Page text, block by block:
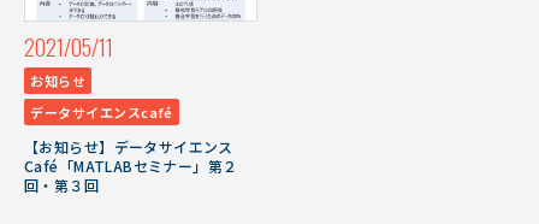
2021/05/11
お知らせ
データサイエンスcafé
【お知らせ】データサイエンス
Café「MATLABセミナー」第２
回・第３回